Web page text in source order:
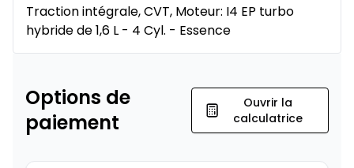
Traction intégrale, CVT, Moteur: I4 EP turbo
hybride de 1,6 L - 4 Cyl. - Essence
Options de
paiement
Ouvrir la
calculatrice